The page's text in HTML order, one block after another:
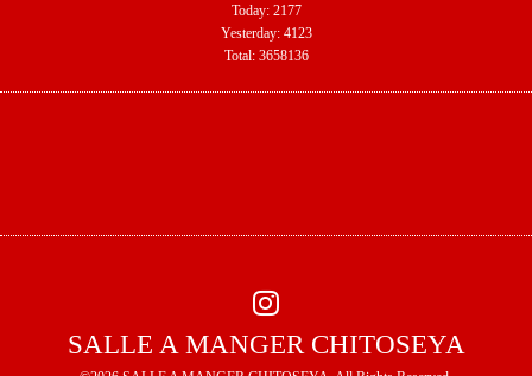
Today: 2177
Yesterday: 4123
Total: 3658136
SALLE A MANGER CHITOSEYA